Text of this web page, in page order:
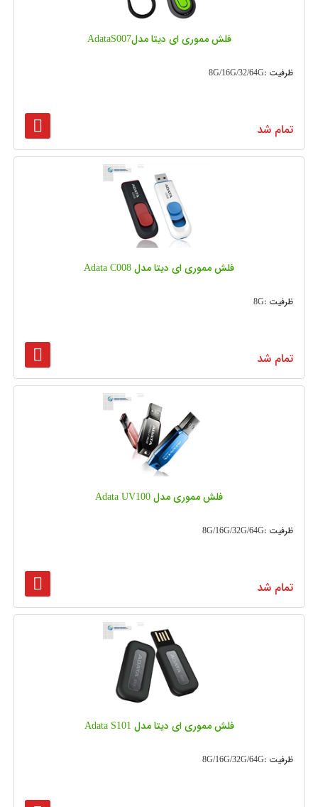
فلش مموری ای دیتا مدلAdataS007
ظرفیت :8G/16G/32/64G
تمام شد
فلش مموری ای دیتا مدل Adata C008
ظرفیت :8G
تمام شد
فلش مموری مدل Adata UV100
ظرفیت :8G/16G/32G/64G
تمام شد
فلش مموری ای دیتا مدل Adata S101
ظرفیت :8G/16G/32G/64G